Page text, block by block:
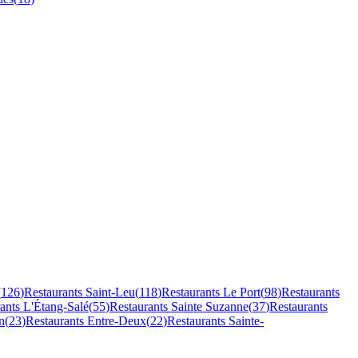
126)Restaurants Saint-Leu(118)Restaurants Le Port(98)Restaurants
L'Étang-Salé(55)Restaurants Sainte Suzanne(37)Restaurants
(23)Restaurants Entre-Deux(22)Restaurants Sainte-